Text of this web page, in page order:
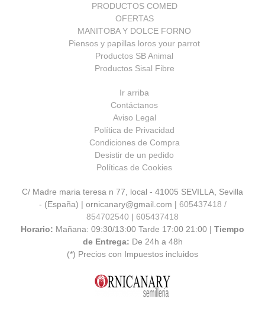
PRODUCTOS COMED
OFERTAS
MANITOBA Y DOLCE FORNO
Piensos y papillas loros your parrot
Productos SB Animal
Productos Sisal Fibre
Ir arriba
Contáctanos
Aviso Legal
Política de Privacidad
Condiciones de Compra
Desistir de un pedido
Políticas de Cookies
C/ Madre maria teresa n 77, local - 41005 SEVILLA, Sevilla
- (España) | ornicanary@gmail.com | 605437418 /
854702540 | 605437418
Horario: Mañana: 09:30/13:00 Tarde 17:00 21:00 | Tiempo
de Entrega: De 24h a 48h
(*) Precios con Impuestos incluidos